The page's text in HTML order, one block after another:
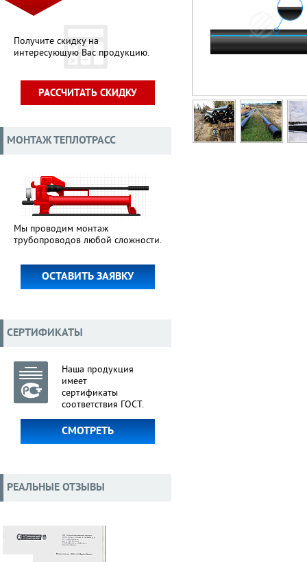
Получите скидку на
интересующую Вас продукцию.
РАССЧИТАТЬ СКИДКУ
МОНТАЖ ТЕПЛОТРАСС
Мы проводим монтаж
трубопроводов любой сложности.
ОСТАВИТЬ ЗАЯВКУ
СЕРТИФИКАТЫ
Наша продукция
имеет
сертификаты
соответствия ГОСТ.
СМОТРЕТЬ
РЕАЛЬНЫЕ ОТЗЫВЫ